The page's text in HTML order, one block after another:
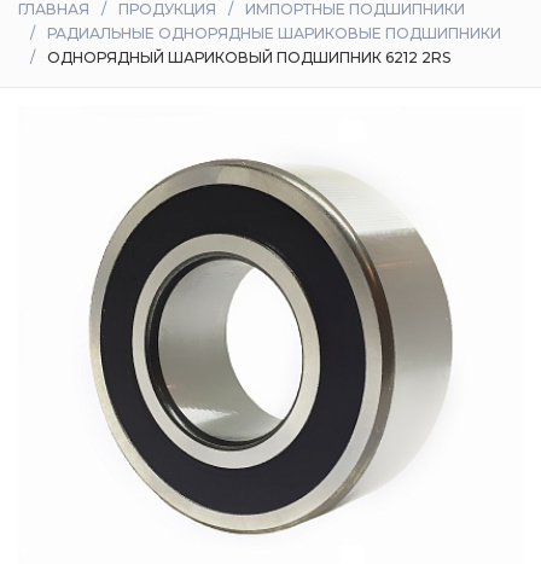
доставка
ГЛАВНАЯ ПРОДУКЦИЯ
ИМПОРТНЫЕ ПОДШИПНИКИ
РАДИАЛЬНЫЕ ОДНОРЯДНЫЕ ШАРИКОВЫЕ ПОДШИПНИКИ
ОДНОРЯДНЫЙ ШАРИКОВЫЙ ПОДШИПНИК 6212 2RS